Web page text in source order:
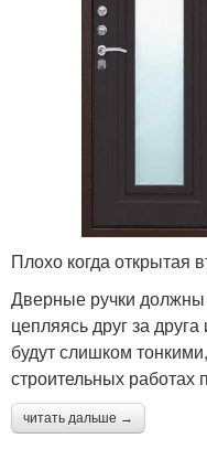
Плохо когда открытая
Дверные ручки должны
цепляясь друг за
будут слишком
строительных
читать дальше →